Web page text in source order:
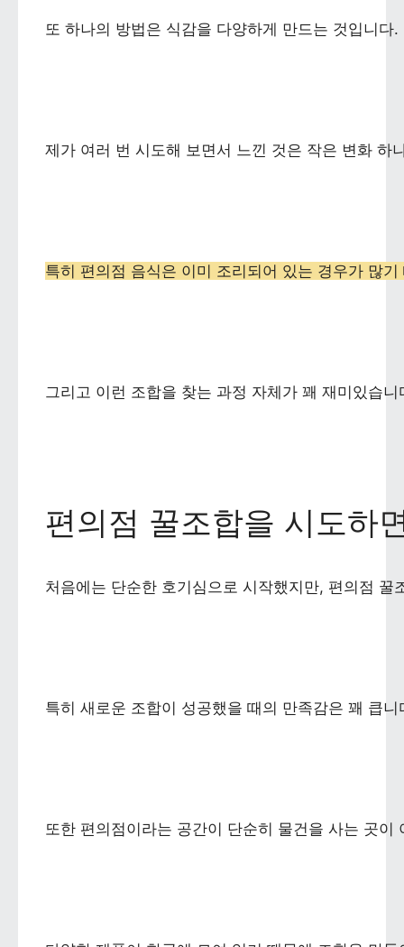
또 하나의 방법은 식감을 다양하게 만드는 것입니
제가 여러 번 시도해 보면서 느낀 것은 작은 변화 하
특히 편의점 음식은 이미 조리되어 있는 경우가 많
그리고 이런 조합을 찾는 과정 자체가 꽤 재미있습
편의점 꿀조합을 시도하
처음에는 단순한 호기심으로 시작했지만, 편의점
특히 새로운 조합이 성공했을 때의 만족감은 꽤 큽
또한 편의점이라는 공간이 단순히 물건을 사는 곳